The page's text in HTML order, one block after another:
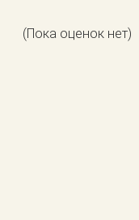
(Пока оценок нет)